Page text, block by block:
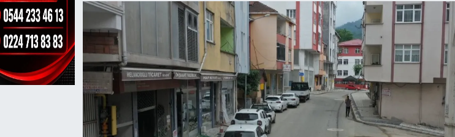
Gencsesfm Canlı Dinle